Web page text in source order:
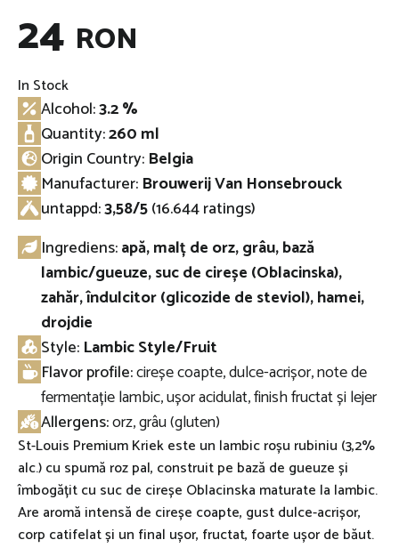
24 RON
In Stock
Alcohol:3.2 %
Quantity:260 ml
Origin Country: Belgia
Manufacturer: Brouwerij Van Honsebrouck
untappd:3,58/5(16.644 ratings)
Ingrediens:apă, malț de orz, grâu, bază
lambic/gueuze, suc de cireșe (Oblacinska),
zahăr, îndulcitor (glicozide de steviol), hamei,
drojdie
Style: Lambic Style/Fruit
Flavor profile:cireșe coapte, dulce-acrișor, note de
fermentație lambic, ușor acidulat, finish fructat și lejer
Allergens:orz, grâu (gluten)
St-Louis Premium Kriek este un lambic roșu rubiniu (3,2%
alc.) cu spumă roz pal, construit pe bază de gueuze și
îmbogățit cu suc de cireșe Oblacinska maturate la lambic.
Are aromă intensă de cireșe coapte, gust dulce-acrișor,
corp catifelat și un final ușor, fructat, foarte ușor de băut.